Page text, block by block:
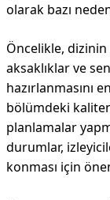
olarak bazı
Öncelikle,
aksaklıklar ve
hazırlanmasını
bölümdeki
planlamalar
durumlar,
konması için